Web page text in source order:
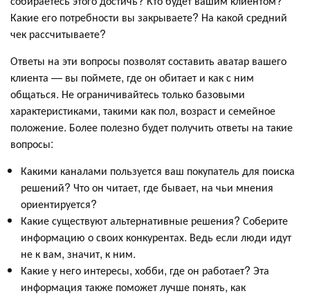
Какие его потребности вы закрываете? На какой средний
чек рассчитываете?
Ответы на эти вопросы позволят составить аватар вашего
клиента — вы поймете, где он обитает и как с ним
общаться. Не ограничивайтесь только базовыми
характеристиками, такими как пол, возраст и семейное
положение. Более полезно будет получить ответы на такие
вопросы:
Какими каналами пользуется ваш покупатель для поиска
решений? Что он читает, где бывает, на чьи мнения
ориентируется?
Какие существуют альтернативные решения? Соберите
информацию о своих конкурентах. Ведь если люди идут
не к вам, значит, к ним.
Какие у него интересы, хобби, где он работает? Эта
информация также поможет лучше понять, как